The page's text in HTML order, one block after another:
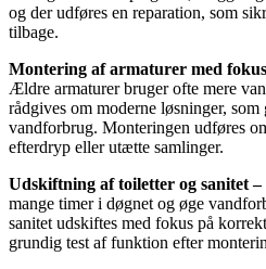
og der udføres en reparation, som
tilbage.
Montering af armaturer med
Ældre armaturer bruger ofte mere
rådgives om moderne løsninger,
vandforbrug. Monteringen udføres
efterdryp eller utætte samlinger.
Udskiftning af toiletter og sanitet –
mange timer i døgnet og øge
sanitet udskiftes med fokus på
grundig test af funktion efter